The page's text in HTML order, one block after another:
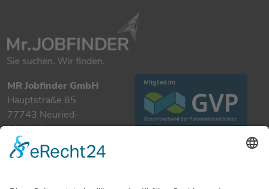
MR Jobfinder GmbH
Hauptstraße 85
77743 Neuried-
Ichenheim
+49 7807 885 901 0
info@mrjobfinder.com